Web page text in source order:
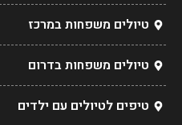
טיולים משפחות במרכז
טיולים משפחות בדרום
טיפים לטיולים עם ילדים